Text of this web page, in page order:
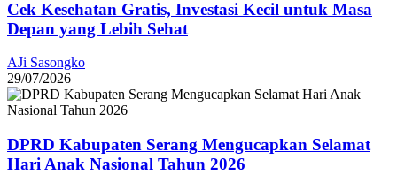
Cek Kesehatan Gratis, Investasi Kecil untuk Masa
Depan yang Lebih Sehat
AJi Sasongko
29/07/2026
DPRD Kabupaten Serang Mengucapkan Selamat
Hari Anak Nasional Tahun 2026